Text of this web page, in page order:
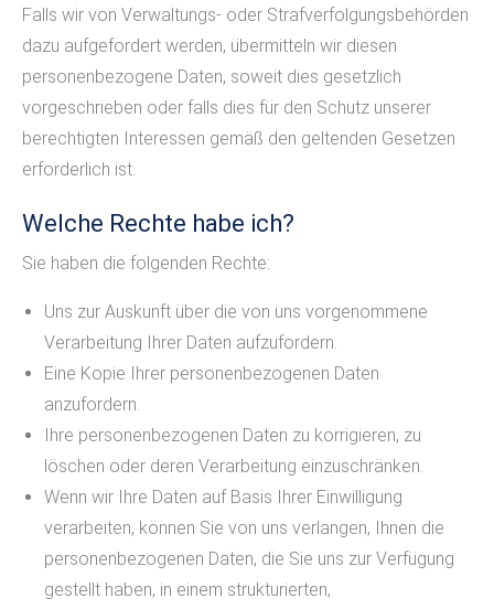
Falls wir von Verwaltungs- oder Strafverfolgungsbehörden
dazu aufgefordert werden, übermitteln wir diesen
personenbezogene Daten, soweit dies gesetzlich
vorgeschrieben oder falls dies für den Schutz unserer
berechtigten Interessen gemäß den geltenden Gesetzen
erforderlich ist.
Welche Rechte habe ich?
Sie haben die folgenden Rechte:
Uns zur Auskunft über die von uns vorgenommene
Verarbeitung Ihrer Daten aufzufordern.
Eine Kopie Ihrer personenbezogenen Daten
anzufordern.
Ihre personenbezogenen Daten zu korrigieren, zu
löschen oder deren Verarbeitung einzuschränken.
Wenn wir Ihre Daten auf Basis Ihrer Einwilligung
verarbeiten, können Sie von uns verlangen, Ihnen die
personenbezogenen Daten, die Sie uns zur Verfügung
gestellt haben, in einem strukturierten,